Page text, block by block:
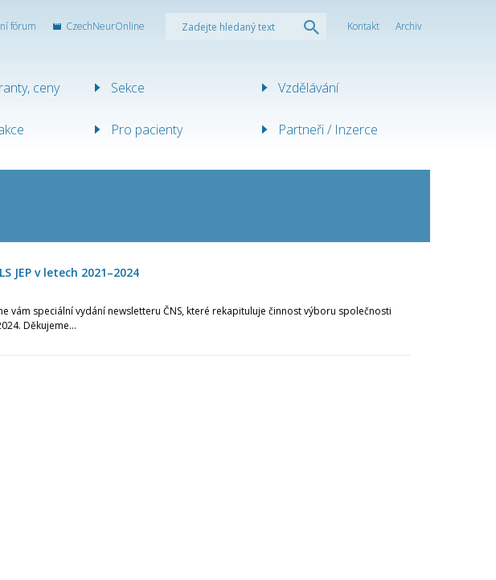
fórum CzechNeurOnline Kontakt Archiv
ceny Sekce Vzdělávání
Pro pacienty Partneři / Inzerce
JEP v letech 2021–2024
vám speciální vydání newsletteru ČNS, které rekapituluje činnost výboru společnosti
Děkujeme...